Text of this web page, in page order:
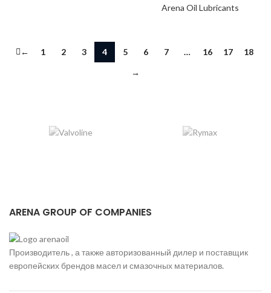
Arena Oil Lubricants
← 1 2 3 4 5 6 7 … 16 17
18
→
ARENA GROUP OF COMPANIES
Производитель , а также авторизованный дилер и поставщик
европейских брендов масел и смазочных материалов.